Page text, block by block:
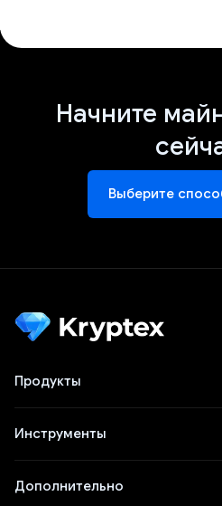
Начните
Выберите
Продукты
Инструменты
Дополнительно